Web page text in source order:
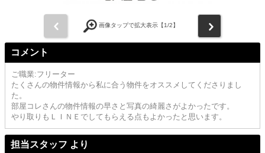
画像タップで拡大表示【1/2】
コメント
ご職業:フリーター
たくさんの物件情報から私に合う物件をオススメしてくださりまし
た。
部屋コレさんの物件情報の早さと写真の綺麗さがよかったです。
やり取りもＬＩＮＥでしてもらえる点もよかったと思います。
担当スタッフ より